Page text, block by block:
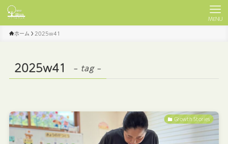
MENU
ホーム 2025w41
2025w41 – tag –
Growth Stories